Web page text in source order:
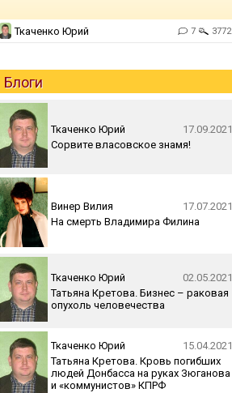
Ткаченко Юрий 7 3772
Блоги
Ткаченко Юрий
17.09.2021
Сорвите власовское знамя!
Винер Вилия
17.07.2021
На смерть Владимира Филина
Ткаченко Юрий
02.05.2021
Татьяна Кретова. Бизнес – раковая
опухоль человечества
Ткаченко Юрий
15.04.2021
Татьяна Кретова. Кровь погибших
людей Донбасса на руках Зюганова
и «коммунистов» КПРФ